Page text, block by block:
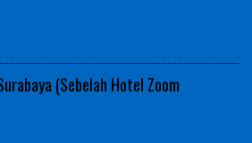
(Sebelah Hotel Zoom